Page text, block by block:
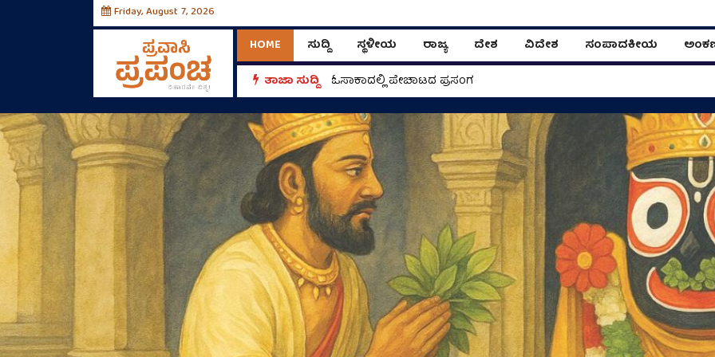
Friday, August 7, 2026
HOME ಸುದ್ದಿ ಸ್ಥಳೀಯ ರಾಜ್ಯ ದೇಶ ವಿದೇಶ ಸಂಪಾದಕೀಯ
ತಾಜಾ ಸುದ್ದಿ
ಓಸಾಕಾದಲ್ಲಿ ಪೇಚಾಟದ ಪ್ರಸಂಗ
ರೀಲ್ಸ್‌ಗಳಾಚೆಗೂ ಒಂದು ಸುಂದರ ಪ್ರವಾಸಿ ಪ್ರಪಂಚವಿದೆ